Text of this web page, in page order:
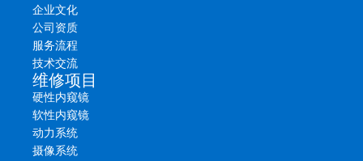
企业文化
公司资质
服务流程
技术交流
维修项目
硬性内窥镜
软性内窥镜
动力系统
摄像系统